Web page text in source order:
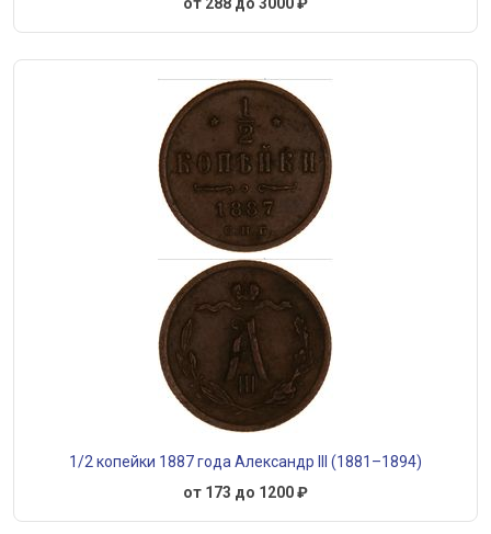
1/2 копейки 1887 года Александр III (1881–1894)
от 173 до 1200 ₽